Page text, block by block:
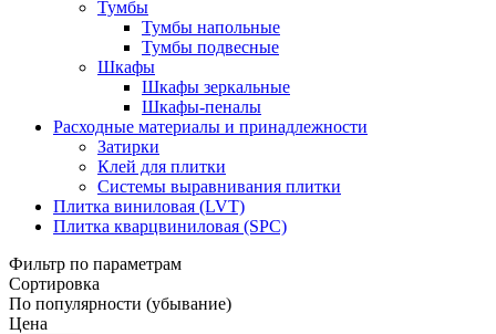
Тумбы
Тумбы напольные
Тумбы подвесные
Шкафы
Шкафы зеркальные
Шкафы-пеналы
Расходные материалы и принадлежности
Затирки
Клей для плитки
Системы выравнивания плитки
Плитка виниловая (LVT)
Плитка кварцвиниловая (SPC)
Фильтр по параметрам
Сортировка
По популярности (убывание)
Цена